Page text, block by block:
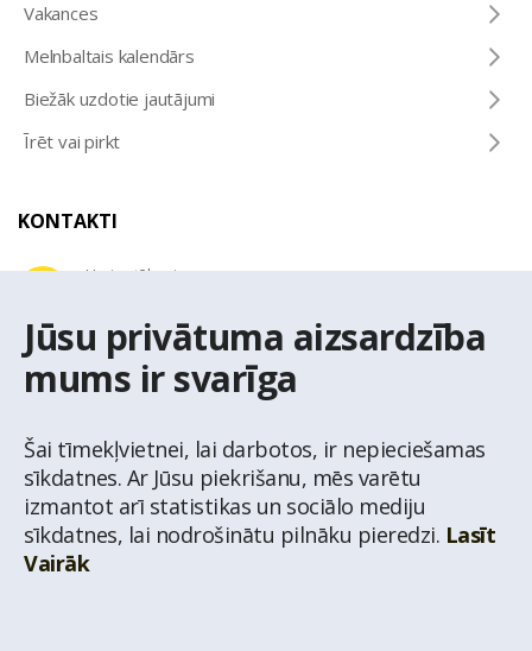
Jūsu privātuma aizsardzība
mums ir svarīga
Šai tīmekļvietnei, lai darbotos, ir nepieciešamas
sīkdatnes. Ar Jūsu piekrišanu, mēs varētu
izmantot arī statistikas un sociālo mediju
sīkdatnes, lai nodrošinātu pilnāku pieredzi. Lasīt
Vairāk
© Nekustamo īpašumu aģentūra Latio.
Vakances
Melnbaltais kalendārs
Biežāk uzdotie jautājumi
Īrēt vai pirkt
KONTAKTI
Uzziņu tālrunis
E-pasta adrese
latio@latio.lv